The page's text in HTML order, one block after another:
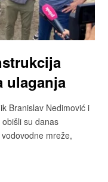
ulaganja
Branislav Nedimović i
su danas
mreže,